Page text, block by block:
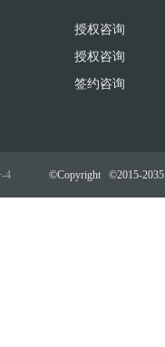
授权咨询
授权咨询
签约咨询
4 ©Copyright ©2015-2035